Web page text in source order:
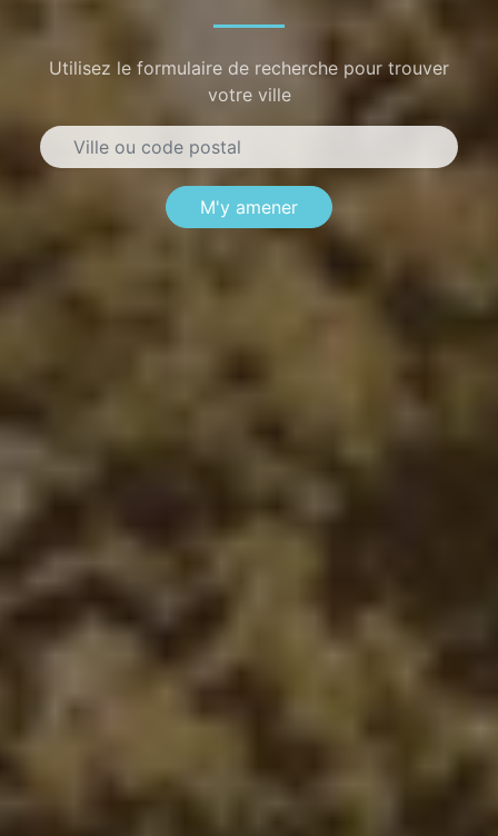
Utilisez le formulaire de recherche pour trouver
votre ville
M'y amener